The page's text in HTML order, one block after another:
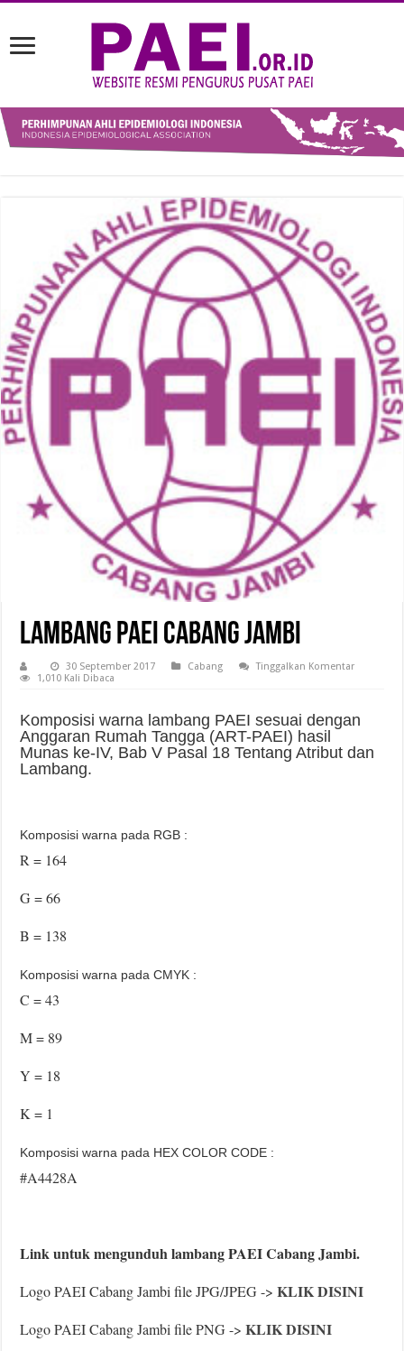
Lambang PAEI Cabang Jambi
30 September 2017 Cabang
Tinggalkan Komentar
1,010 Kali Dibaca
Komposisi warna lambang PAEI sesuai dengan
Anggaran Rumah Tangga (ART-PAEI) hasil
Munas ke-IV, Bab V Pasal 18 Tentang Atribut dan
Lambang.
Komposisi warna pada RGB :
R = 164
G = 66
B = 138
Komposisi warna pada CMYK :
C = 43
M = 89
Y = 18
K = 1
Komposisi warna pada HEX COLOR CODE :
#A4428A
Link untuk mengunduh lambang PAEI Cabang Jambi.
Logo PAEI Cabang Jambi file JPG/JPEG ->KLIK DISINI
Logo PAEI Cabang Jambi file PNG ->KLIK DISINI